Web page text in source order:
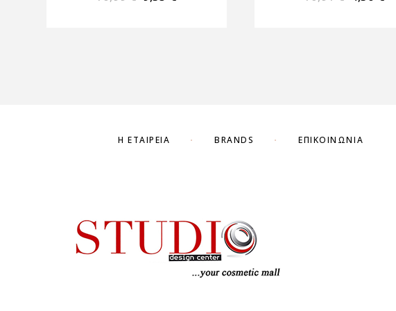
Η ΕΤΑΙΡΕΊΑ BRANDS ΕΠΙΚΟΙΝΩΝΊΑ